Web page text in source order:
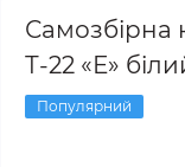
Самозбірна
Т-22 «Е»
Популярний